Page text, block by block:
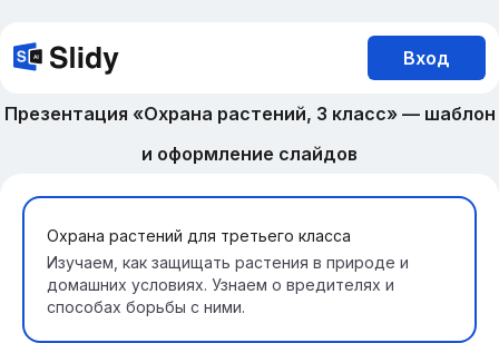
Вход
Презентация «Охрана растений, 3 класс» — шаблон
и оформление слайдов
Охрана растений для третьего класса
Изучаем, как защищать растения в природе и
домашних условиях. Узнаем о вредителях и
способах борьбы с ними.